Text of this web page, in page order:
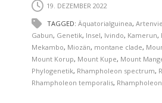
19. DEZEMBER 2022
TAGGED: Äquatorialguinea,
Gabun, Genetik, Insel, Ivindo, Kamerun,
Mekambo, Miozän, montane clade,
Mount Korup, Mount Kupe, Mount
Phylogenetik, Rhampholeon spectrum,
Rhampholeon temporalis,